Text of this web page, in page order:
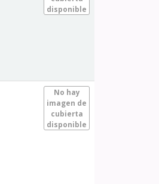
disponible
No hay
imagen de
cubierta
disponible